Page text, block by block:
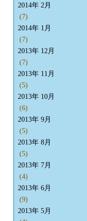
2014年 2月
(7)
2014年 1月
(7)
2013年 12月
(7)
2013年 11月
(5)
2013年 10月
(6)
2013年 9月
(5)
2013年 8月
(5)
2013年 7月
(4)
2013年 6月
(9)
2013年 5月